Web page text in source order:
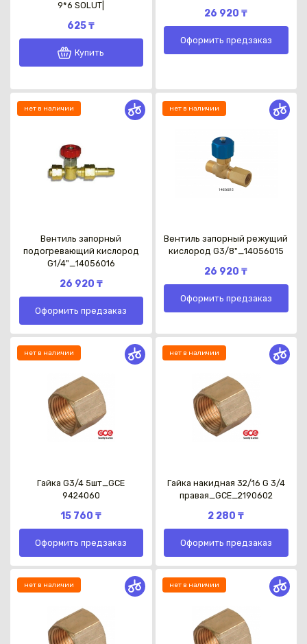
9*6 SOLUT|
625 ₸
Купить
26 920 ₸
Оформить предзаказ
нет в наличии
Вентиль запорный
подогревающий кислород
G1/4"_14056016
26 920 ₸
Оформить предзаказ
нет в наличии
Вентиль запорный режущий
кислород G3/8"_14056015
26 920 ₸
Оформить предзаказ
нет в наличии
Гайка G3/4 5шт_GCE
9424060
15 760 ₸
Оформить предзаказ
нет в наличии
Гайка накидная 32/16 G 3/4
правая_GCE_2190602
2 280 ₸
Оформить предзаказ
нет в наличии нет в наличии